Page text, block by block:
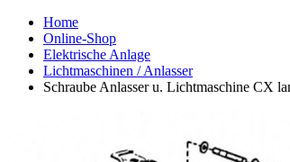
Home
Online-Shop
Elektrische Anlage
Lichtmaschinen / Anlasser
Schraube Anlasser u. Lichtmaschine CX